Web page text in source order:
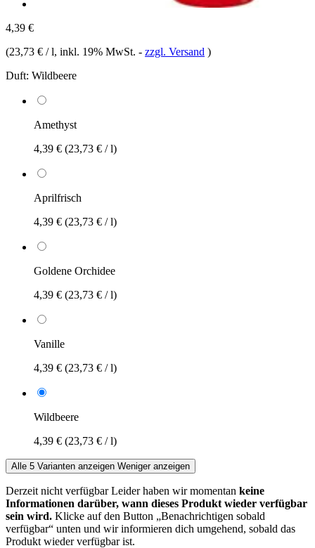
4,39 €
(23,73 € / l, inkl. 19% MwSt. - zzgl. Versand )
Duft: Wildbeere
Amethyst
4,39 € (23,73 € / l)
Aprilfrisch
4,39 € (23,73 € / l)
Goldene Orchidee
4,39 € (23,73 € / l)
Vanille
4,39 € (23,73 € / l)
Wildbeere
4,39 € (23,73 € / l)
Alle 5 Varianten anzeigen Weniger anzeigen
Derzeit nicht verfügbarLeider haben wir momentan keine
Informationen darüber, wann dieses Produkt wieder verfügbar
sein wird. Klicke auf den Button „Benachrichtigen sobald
verfügbar“ unten und wir informieren dich umgehend, sobald das
Produkt wieder verfügbar ist.